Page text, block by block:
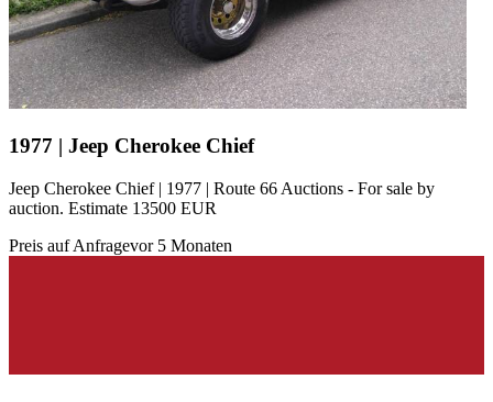
1977 | Jeep Cherokee Chief
Jeep Cherokee Chief | 1977 | Route 66 Auctions - For sale by
auction. Estimate 13500 EUR
Preis auf Anfragevor 5 Monaten